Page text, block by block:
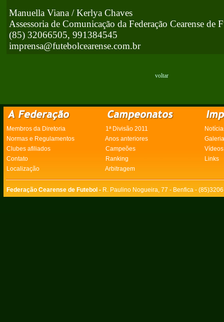
Manuella Viana / Kerlya Chaves
Assessoria de Comunicação da Federação Cearense de
(85) 32066505, 991384545
imprensa@futebolcearense.com.br
voltar
Membros da Diretoria 1ª Divisão 2011
Normas e Regulamentos
Anos anteriores
Clubes afiliados
Campeões
Vídeos
Contato
Ranking
Links
Localização
Arbitragem
Federação Cearense de Futebol - R. Paulino Nogueira, 77 - Benfica -